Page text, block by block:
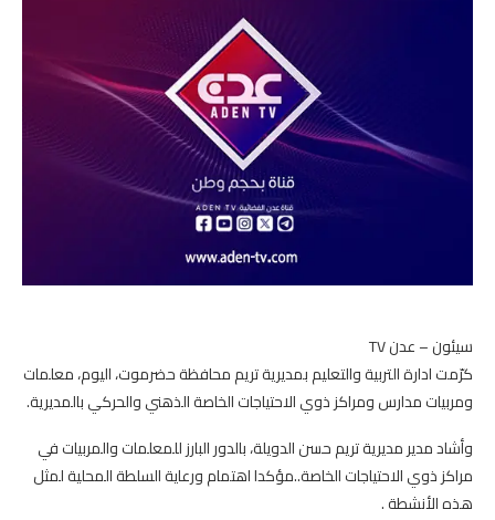
سيئون – عدن TV
كرّمت ادارة التربية والتعليم بمديرية تريم محافظة حضرموت، اليوم، معلمات
ومربيات مدارس ومراكز ذوي الاحتياجات الخاصة الذهني والحركي بالمديرية.
وأشاد مدير مديرية تريم حسن الدويلة، بالدور البارز للمعلمات والمربيات في
مراكز ذوي الاحتياجات الخاصة..مؤكدا اهتمام ورعاية السلطة المحلية لمثل
هذه الأنشطة .